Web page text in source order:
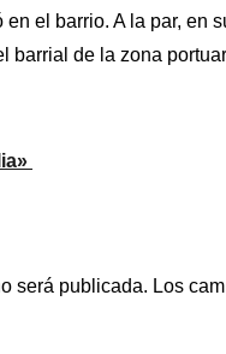
el barrio. A la par,
barrial de la zona
será publicada. Los